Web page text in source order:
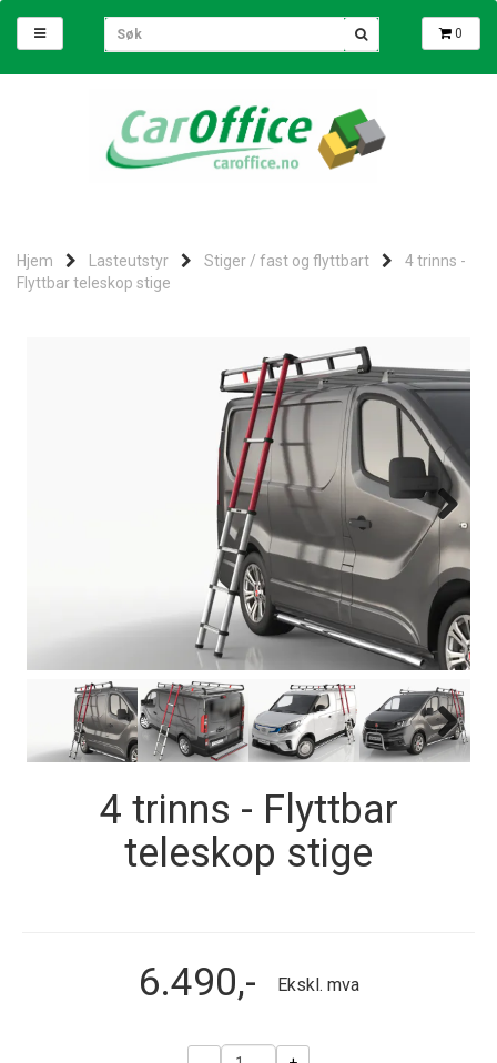
0
Hjem Lasteutstyr Stiger / fast og flyttbart
4 trinns -
Flyttbar teleskop stige
Next
Next
4 trinns - Flyttbar
teleskop stige
6.490,- Ekskl. mva